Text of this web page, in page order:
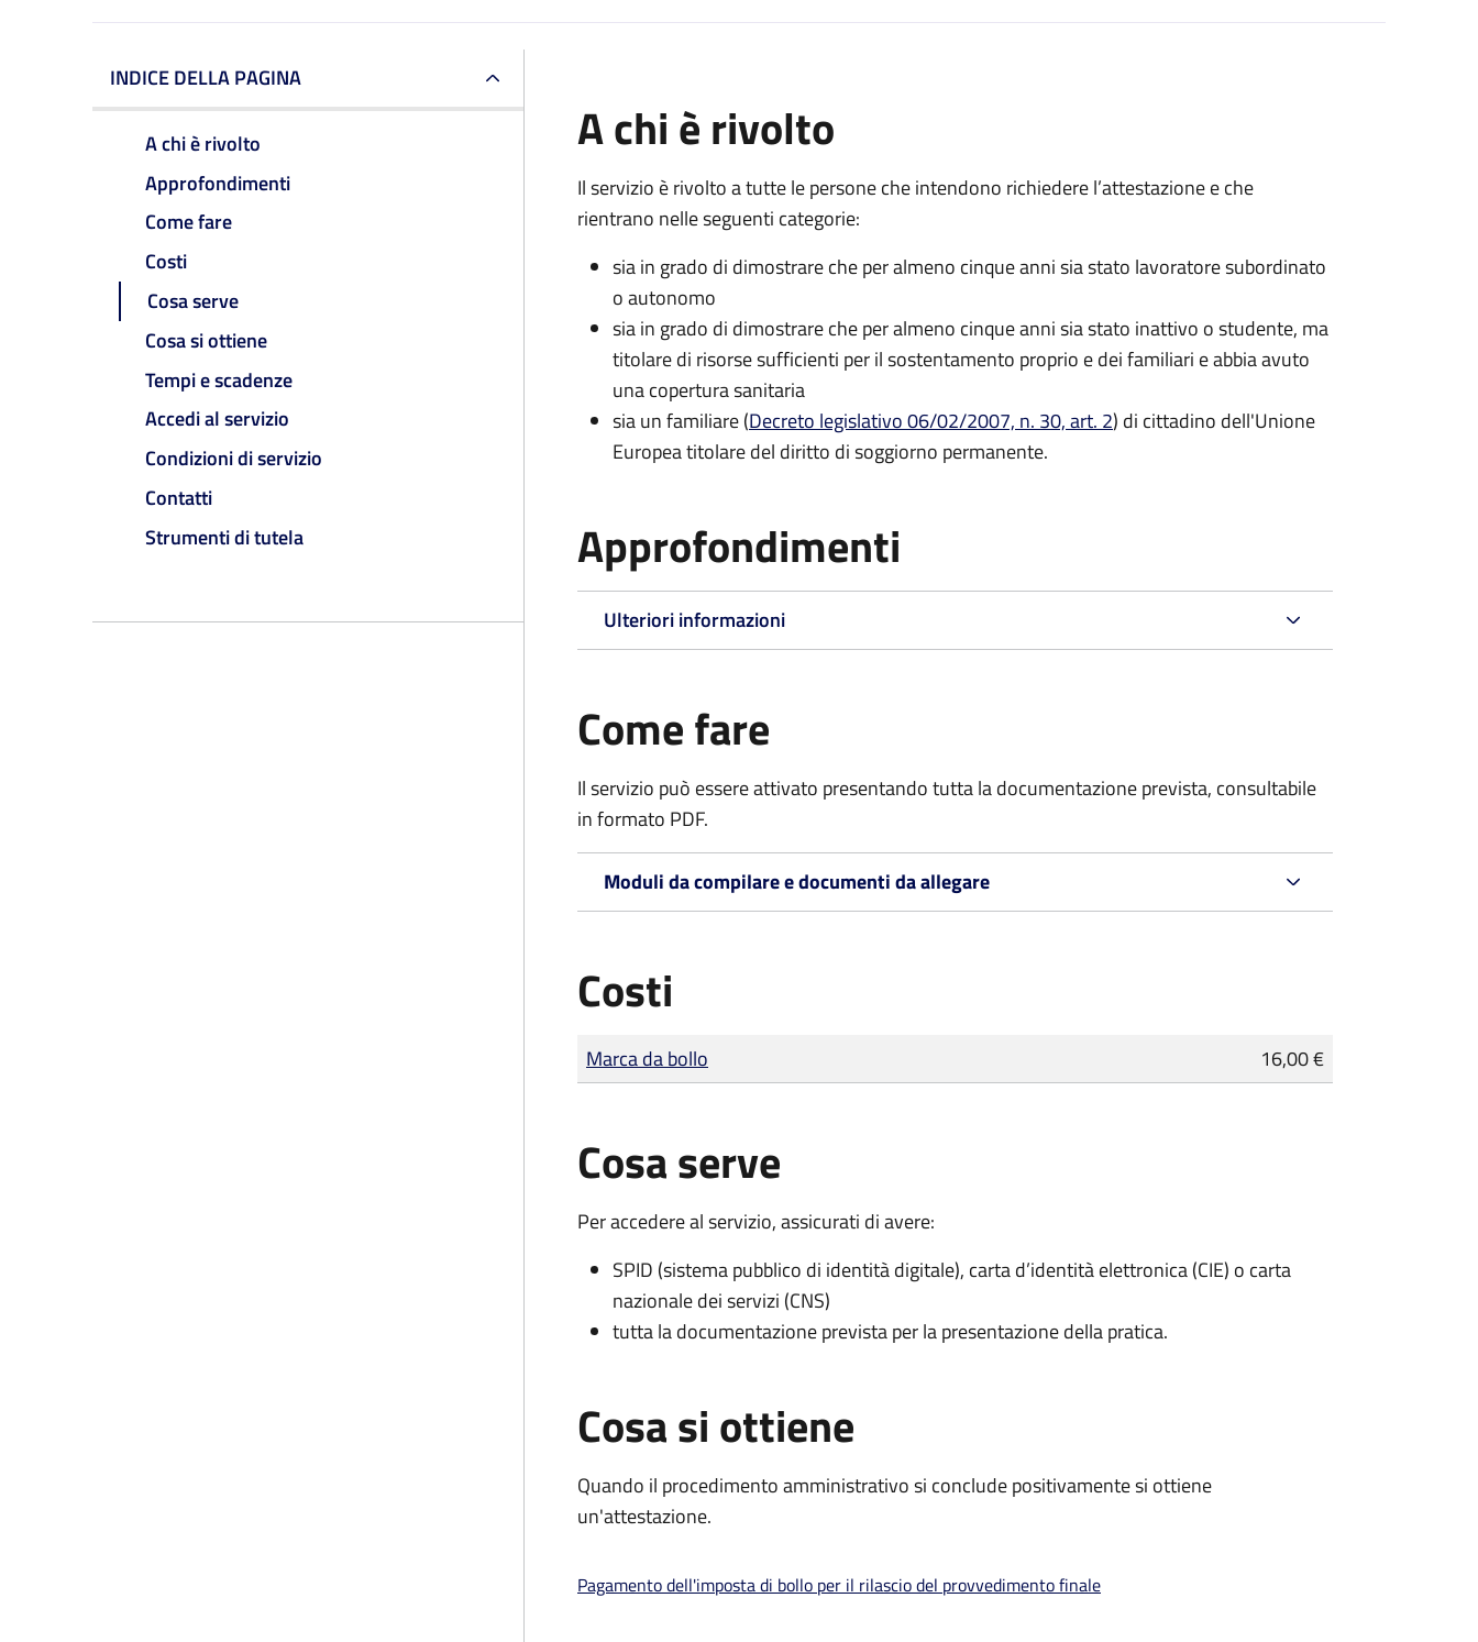
INDICE DELLA PAGINA
A chi è rivolto
Approfondimenti
Come fare
Costi
Cosa serve
Cosa si ottiene
Tempi e scadenze
Accedi al servizio
Condizioni di servizio
Contatti
Strumenti di tutela
A chi è rivolto
Il servizio è rivolto a tutte le persone che intendono richiedere l’attestazione e che
rientrano nelle seguenti categorie:
sia in grado di dimostrare che per almeno cinque anni sia stato lavoratore subordinato
o autonomo
sia in grado di dimostrare che per almeno cinque anni sia stato inattivo o studente, ma
titolare di risorse sufficienti per il sostentamento proprio e dei familiari e abbia avuto
una copertura sanitaria
sia un familiare (Decreto legislativo 06/02/2007, n. 30, art. 2) di cittadino dell'Unione
Europea titolare del diritto di soggiorno permanente.
Approfondimenti
Ulteriori informazioni
Come fare
Il servizio può essere attivato presentando tutta la documentazione prevista, consultabile
in formato PDF.
Moduli da compilare e documenti da allegare
Costi
Tipo di pagamento
Importo
Marca da bollo 16,00 €
Cosa serve
Per accedere al servizio, assicurati di avere:
SPID (sistema pubblico di identità digitale), carta d’identità elettronica (CIE) o carta
nazionale dei servizi (CNS)
tutta la documentazione prevista per la presentazione della pratica.
Cosa si ottiene
Quando il procedimento amministrativo si conclude positivamente si ottiene
un'attestazione.
Pagamento dell'imposta di bollo per il rilascio del provvedimento finale